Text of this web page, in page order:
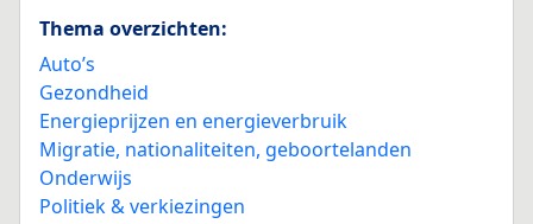
Thema overzichten:
Auto’s
Gezondheid
Energieprijzen en energieverbruik
Migratie, nationaliteiten, geboortelanden
Onderwijs
Politiek & verkiezingen